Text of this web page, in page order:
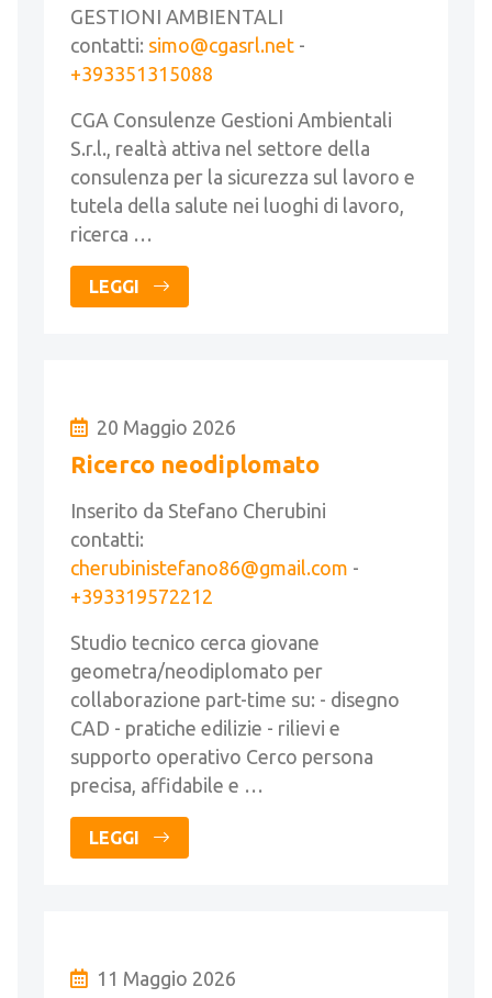
GESTIONI AMBIENTALI
contatti: simo@cgasrl.net -
+393351315088
CGA Consulenze Gestioni Ambientali
S.r.l., realtà attiva nel settore della
consulenza per la sicurezza sul lavoro e
tutela della salute nei luoghi di lavoro,
ricerca …
LEGGI
20 Maggio 2026
Ricerco neodiplomato
Inserito da Stefano Cherubini
contatti:
cherubinistefano86@gmail.com -
+393319572212
Studio tecnico cerca giovane
geometra/neodiplomato per
collaborazione part-time su: - disegno
CAD - pratiche edilizie - rilievi e
supporto operativo Cerco persona
precisa, affidabile e …
LEGGI
11 Maggio 2026